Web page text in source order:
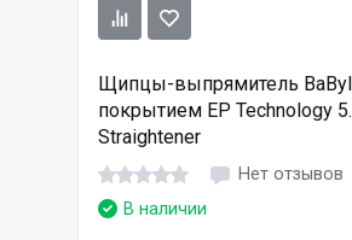
Щипцы-выпрямитель
покрытием EP Technology
Straightener
Нет отзывов
В наличии